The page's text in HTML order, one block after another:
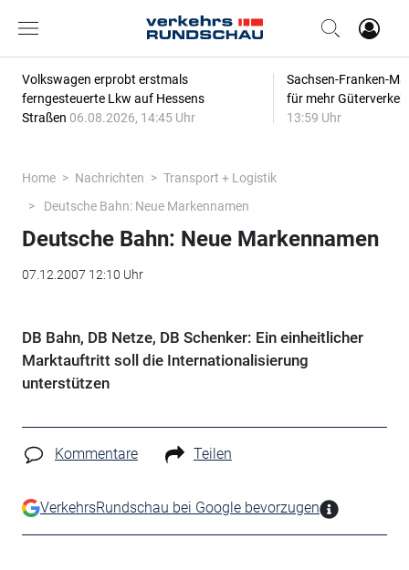
Volkswagen erprobt erstmals
ferngesteuerte Lkw auf Hessens
Straßen 06.08.2026, 14:45 Uhr
Sachsen-Franken-
für mehr
13:59 Uhr
Home Nachrichten
Transport + Logistik
Deutsche Bahn: Neue Markennamen
Deutsche Bahn: Neue Markennamen
07.12.2007 12:10 Uhr
DB Bahn, DB Netze, DB Schenker: Ein einheitlicher
Marktauftritt soll die Internationalisierung
unterstützen
Kommentare Teilen
VerkehrsRundschau bei Google bevorzugen